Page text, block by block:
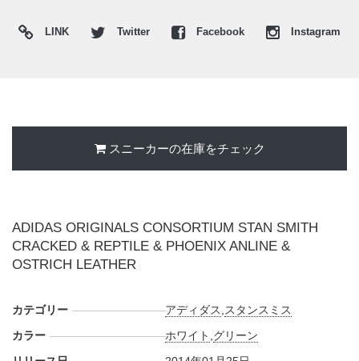
LINK Twitter Facebook Instagram
スニーカーの在庫をチェック
ADIDAS ORIGINALS CONSORTIUM STAN SMITH
CRACKED & REPTILE & PHOENIX ANLINE &
OSTRICH LEATHER
カテゴリー アディダス スタンスミス
カラー
ホワイト グリーン